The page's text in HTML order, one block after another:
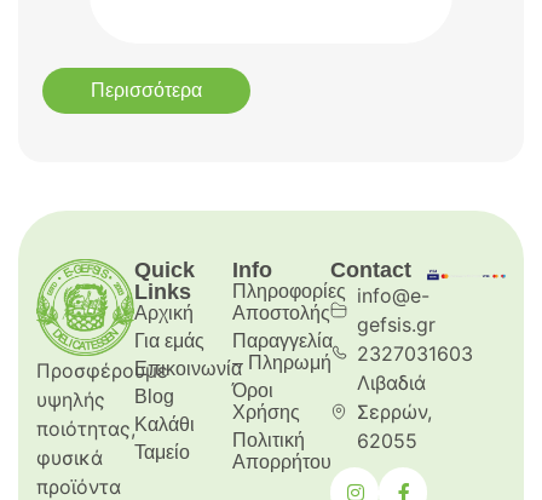
Περισσότερα
Προσφέρουμε
υψηλής
ποιότητας,
φυσικά
προϊόντα
Quick
Links
Αρχική
Για εμάς
Επικοινωνία
Blog
Καλάθι
Ταμείο
Info
Πληροφορίες
Aποστολής
Παραγγελία
– Πληρωμή
Όροι
Χρήσης
Πολιτική
Απορρήτου
Contact
info@e-
gefsis.gr
2327031603
Λιβαδιά
Σερρών,
62055